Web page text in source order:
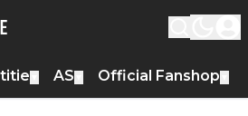
AS Official Fanshop